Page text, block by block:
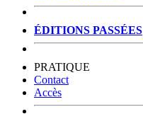
ÉDITIONS PASSÉES
PRATIQUE
Contact
Accès